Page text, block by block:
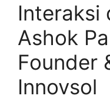
Interaksi
Ashok
Founder
Innovsol